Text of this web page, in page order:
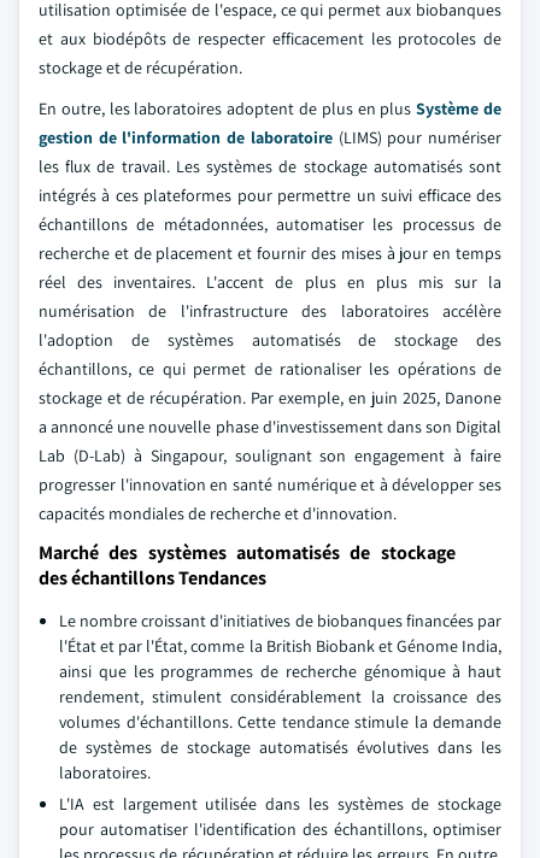
utilisation optimisée de l'espace, ce qui permet aux biobanques
et aux biodépôts de respecter efficacement les protocoles de
stockage et de récupération.
En outre, les laboratoires adoptent de plus en plusSystème de
gestion de l'information de laboratoire(LIMS) pour numériser
les flux de travail. Les systèmes de stockage automatisés sont
intégrés à ces plateformes pour permettre un suivi efficace des
échantillons de métadonnées, automatiser les processus de
recherche et de placement et fournir des mises à jour en temps
réel des inventaires. L'accent de plus en plus mis sur la
numérisation de l'infrastructure des laboratoires accélère
l'adoption de systèmes automatisés de stockage des
échantillons, ce qui permet de rationaliser les opérations de
stockage et de récupération. Par exemple, en juin 2025, Danone
a annoncé une nouvelle phase d'investissement dans son Digital
Lab (D-Lab) à Singapour, soulignant son engagement à faire
progresser l'innovation en santé numérique et à développer ses
capacités mondiales de recherche et d'innovation.
Marché des systèmes automatisés de stockage
des échantillons Tendances
Le nombre croissant d'initiatives de biobanques financées par
l'État et par l'État, comme la British Biobank et Génome India,
ainsi que les programmes de recherche génomique à haut
rendement, stimulent considérablement la croissance des
volumes d'échantillons. Cette tendance stimule la demande
de systèmes de stockage automatisés évolutives dans les
laboratoires.
L'IA est largement utilisée dans les systèmes de stockage
pour automatiser l'identification des échantillons, optimiser